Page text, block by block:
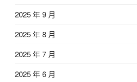
2025 年 9 月
2025 年 8 月
2025 年 7 月
2025 年 6 月